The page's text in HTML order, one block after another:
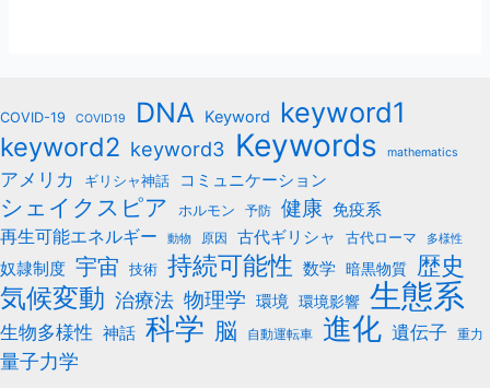
COVID-19 COVID19 DNA Keyword keyword1
keyword2 keyword3 Keywords mathematics
アメリカ ギリシャ神話 コミュニケーション
シェイクスピア ホルモン 予防 健康 免疫系
再生可能エネルギー
動物 原因 古代ギリシャ 古代ローマ 多様性
奴隷制度 宇宙 技術 持続可能性 数学 暗黒物質 歴史
気候変動 治療法 物理学 環境 環境影響 生態系
生物多様性 神話 科学 脳 自動運転車 進化 遺伝子 重力
量子力学